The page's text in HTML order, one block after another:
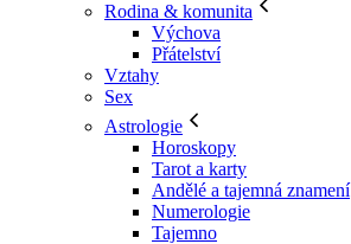
Rodina & komunita
Výchova
Přátelství
Vztahy
Sex
Astrologie
Horoskopy
Tarot a karty
Andělé a tajemná znamení
Numerologie
Tajemno